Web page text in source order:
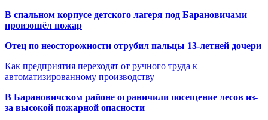
В спальном корпусе детского лагеря под Барановичами
произошёл пожар
Отец по неосторожности отрубил пальцы 13-летней дочери
Как предприятия переходят от ручного труда к
автоматизированному производству
В Барановичском районе ограничили посещение лесов из-
за высокой пожарной опасности